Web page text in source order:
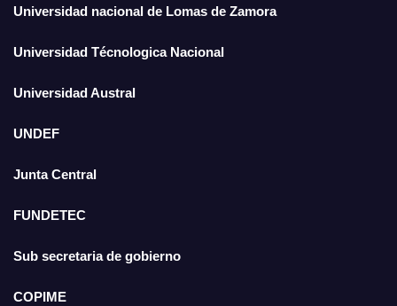
Universidad nacional de Lomas de Zamora
Universidad Técnologica Nacional
Universidad Austral
UNDEF
Junta Central
FUNDETEC
Sub secretaria de gobierno
COPIME